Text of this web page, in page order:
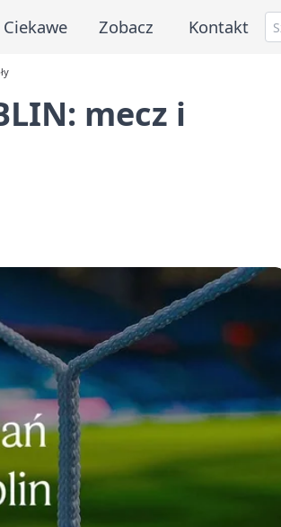
Ciekawe Zobacz Kontakt
mecz i